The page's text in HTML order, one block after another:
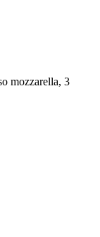
mozzarella, 3